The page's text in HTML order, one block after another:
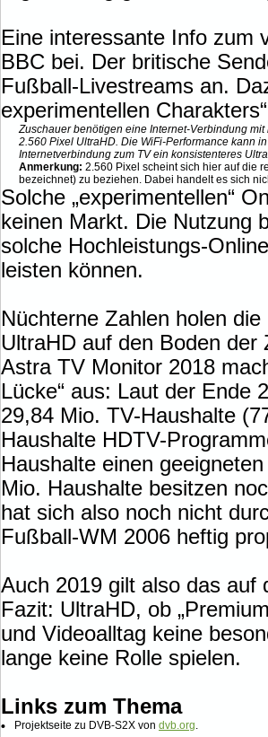
Eine interessante Info zum
BBC bei. Der britische
Fußball-Livestreams an.
experimentellen
Zuschauer benötigen eine Internet-Verbindung
2.560 Pixel UltraHD. Die WiFi-Performance kann
Internetverbindung zum TV ein konsistenteres
Anmerkung: 2.560 Pixel scheint sich hier auf die
bezeichnet) zu beziehen. Dabei handelt es sich
Solche „experimentellen“
keinen Markt. Die Nutzung
solche Hochleistungs-
leisten können.
Nüchterne Zahlen holen
UltraHD auf den Boden der
Astra TV Monitor 2018
Lücke“ aus: Laut der Ende
29,84 Mio. TV-Haushalte
Haushalte HDTV-
Haushalte einen
Mio. Haushalte besitzen
hat sich also noch nicht
Fußball-WM 2006 heftig
Auch 2019 gilt also das auf
Fazit: UltraHD, ob
und Videoalltag keine
lange keine Rolle spielen.
Links zum Thema
• Projektseite zu DVB-S2X von dvb.org.